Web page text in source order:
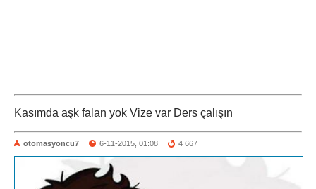
Kasımda aşk falan yok Vize var Ders çalışın
otomasyoncu7 6-11-2015, 01:08 4 667